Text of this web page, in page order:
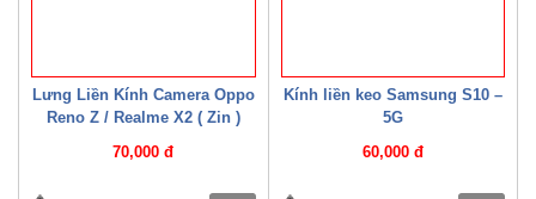
Lưng Liền Kính Camera Oppo
Reno Z / Realme X2 ( Zin )
70,000 đ
Kính liền keo Samsung S10 –
5G
60,000 đ